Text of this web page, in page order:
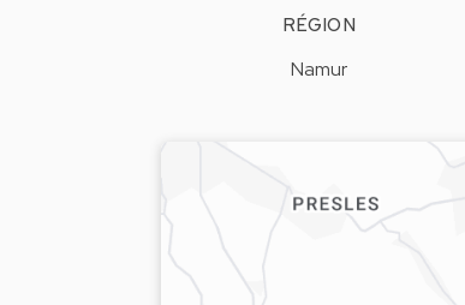
RÉGION
Namur